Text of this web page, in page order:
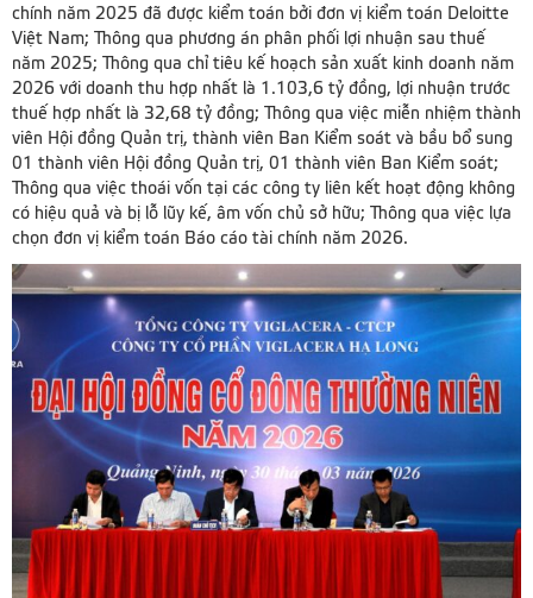
chính năm 2025 đã được kiểm toán bởi đơn vị kiểm toán Deloitte
Việt Nam; Thông qua phương án phân phối lợi nhuận sau thuế
năm 2025; Thông qua chỉ tiêu kế hoạch sản xuất kinh doanh năm
2026 với doanh thu hợp nhất là 1.103,6 tỷ đồng, lợi nhuận trước
thuế hợp nhất là 32,68 tỷ đồng; Thông qua việc miễn nhiệm thành
viên Hội đồng Quản trị, thành viên Ban Kiểm soát và bầu bổ sung
01 thành viên Hội đồng Quản trị, 01 thành viên Ban Kiểm soát;
Thông qua việc thoái vốn tại các công ty liên kết hoạt động không
có hiệu quả và bị lỗ lũy kế, âm vốn chủ sở hữu; Thông qua việc lựa
chọn đơn vị kiểm toán Báo cáo tài chính năm 2026.